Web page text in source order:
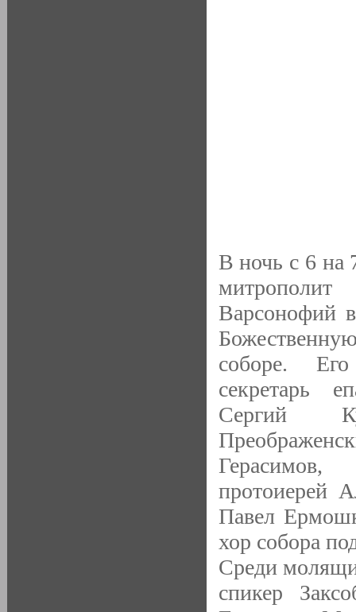
В ночь с 6 на
митрополит
Варсонофий
соборе.
секретарь
Сергий
Герасимов,
протоиерей
Павел
хор собора
Среди
спикер